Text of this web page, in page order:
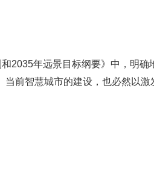
2035年远景目标纲要》中，明确
前智慧城市的建设，也必然以激